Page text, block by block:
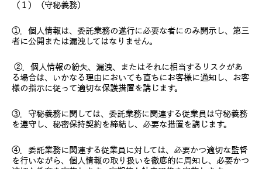
（１）（守秘義務）
①．個人情報は、委託業務の遂行に必要な者にのみ開示し、第三
者に公開または漏洩してはなりません。
②．個人情報の紛失、漏洩、またはそれに相当するリスクがあ
る場合は、いかなる理由においても直ちにお客様に通知し、お客
様の指示に従って適切な保護措置を講じます。
③．守秘義務に関しては、委託業務に関連する従業員は守秘義務
を遵守し、秘密保持契約を締結し、必要な措置を講じます。
④．委託業務に関連する従業員に対しては、必要かつ適切な監督
を行いながら、個人情報の取り扱いを徹底的に周知し、必要かつ